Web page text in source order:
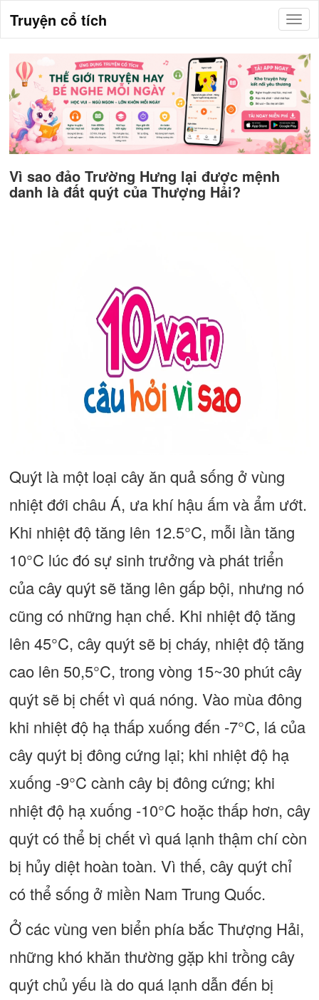
Truyện cổ tích
Vì sao đảo Trường Hưng lại được mệnh
danh là đất quýt của Thượng Hải?
Quýt là một loại cây ăn quả sống ở vùng
nhiệt đới châu Á, ưa khí hậu ấm và ẩm ướt.
Khi nhiệt độ tăng lên 12.5°C, mỗi lần tăng
10°C lúc đó sự sinh trưởng và phát triển
của cây quýt sẽ tăng lên gấp bội, nhưng nó
cũng có những hạn chế. Khi nhiệt độ tăng
lên 45°C, cây quýt sẽ bị cháy, nhiệt độ tăng
cao lên 50,5°C, trong vòng 15~30 phút cây
quýt sẽ bị chết vì quá nóng. Vào mùa đông
khi nhiệt độ hạ thấp xuống đến -7°C, lá của
cây quýt bị đông cứng lại; khi nhiệt độ hạ
xuống -9°C cành cây bị đông cứng; khi
nhiệt độ hạ xuống -10°C hoặc thấp hơn, cây
quýt có thể bị chết vì quá lạnh thậm chí còn
bị hủy diệt hoàn toàn. Vì thế, cây quýt chỉ
có thể sống ở miền Nam Trung Quốc.
Ở các vùng ven biển phía bắc Thượng Hải,
những khó khăn thường gặp khi trồng cây
quýt chủ yếu là do quá lạnh dẫn đến bị